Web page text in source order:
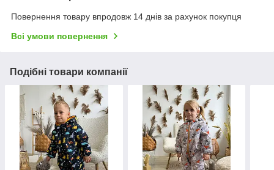
Повернення товару впродовж 14 днів за рахунок покупця
Всі умови повернення
Подібні товари компанії